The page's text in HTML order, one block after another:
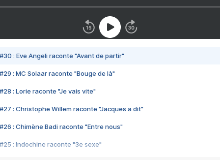
#30 : Eve Angeli raconte "Avant de partir"
#29 : MC Solaar raconte "Bouge de là"
#28 : Lorie raconte "Je vais vite"
#27 : Christophe Willem raconte "Jacques a dit"
#26 : Chimène Badi raconte "Entre nous"
#25 : Indochine raconte "3e sexe"